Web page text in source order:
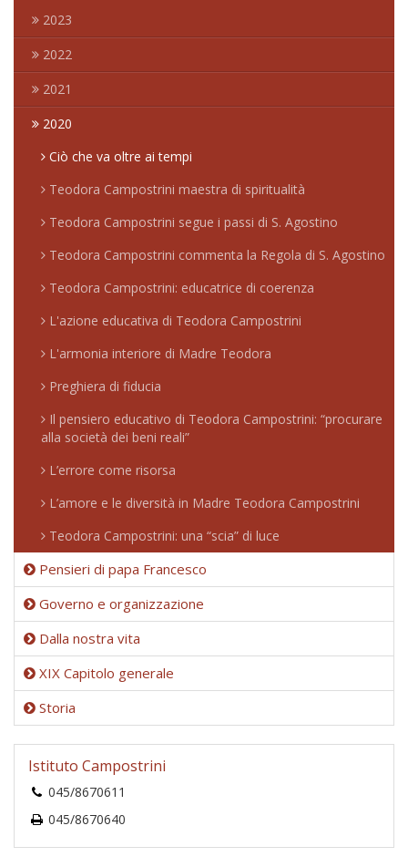
2023
2022
2021
2020
Ciò che va oltre ai tempi
Teodora Campostrini maestra di spiritualità
Teodora Campostrini segue i passi di S. Agostino
Teodora Campostrini commenta la Regola di S. Agostino
Teodora Campostrini: educatrice di coerenza
L'azione educativa di Teodora Campostrini
L'armonia interiore di Madre Teodora
Preghiera di fiducia
Il pensiero educativo di Teodora Campostrini: “procurare
alla società dei beni reali”
L’errore come risorsa
L’amore e le diversità in Madre Teodora Campostrini
Teodora Campostrini: una “scia” di luce
Pensieri di papa Francesco
Governo e organizzazione
Dalla nostra vita
XIX Capitolo generale
Storia
Istituto Campostrini
045/8670611
045/8670640